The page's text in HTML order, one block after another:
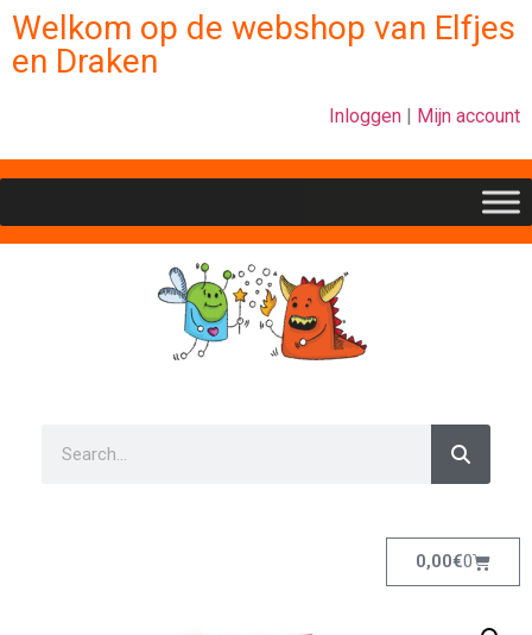
Welkom op de webshop van Elfjes
en Draken
Inloggen | Mijn account
0,00€0